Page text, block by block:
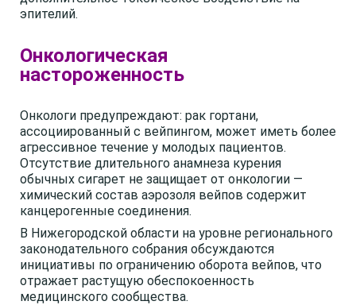
эпителий.
Онкологическая
настороженность
Онкологи предупреждают: рак гортани,
ассоциированный с вейпингом, может иметь более
агрессивное течение у молодых пациентов.
Отсутствие длительного анамнеза курения
обычных сигарет не защищает от онкологии —
химический состав аэрозоля вейпов содержит
канцерогенные соединения.
В Нижегородской области на уровне регионального
законодательного собрания обсуждаются
инициативы по ограничению оборота вейпов, что
отражает растущую обеспокоенность
медицинского сообщества.